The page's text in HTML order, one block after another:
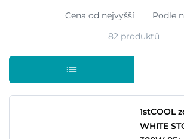
Cena od nejvyšší
Podle
82 produktů
1stCOOL
WHITE